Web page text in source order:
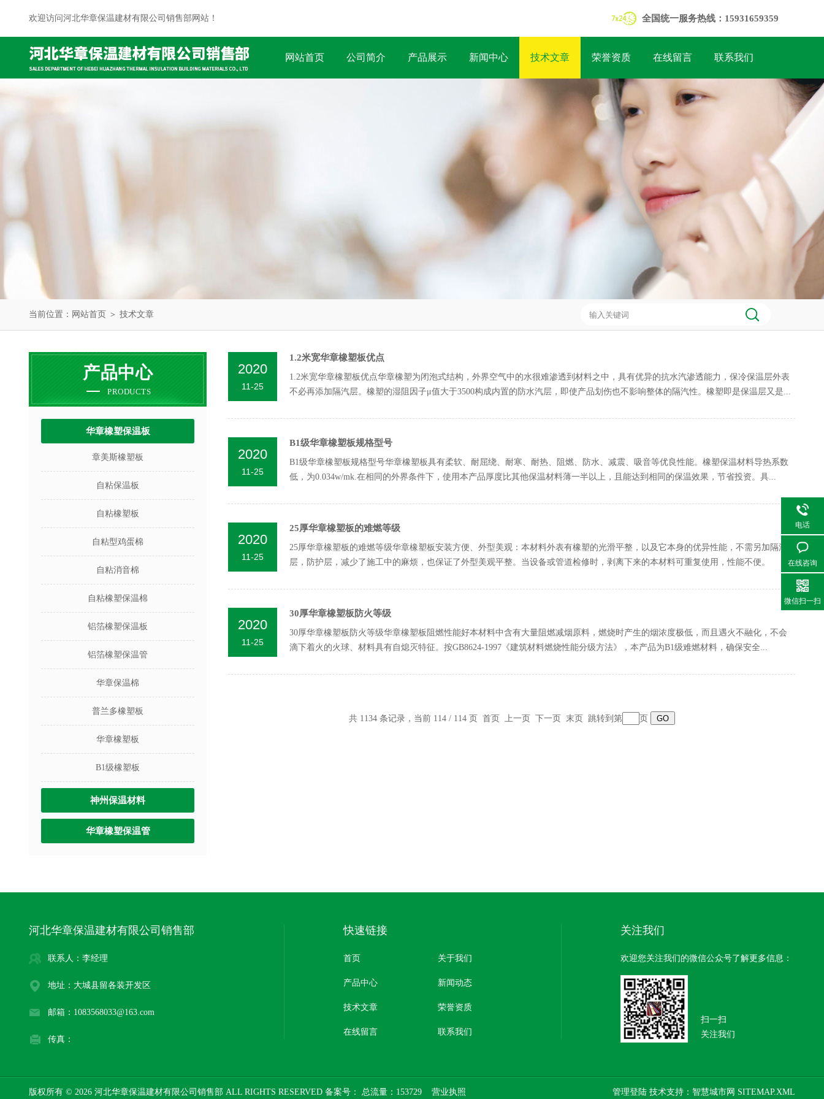
欢迎访问河北华章保温建材有限公司销售部网站！ 全国统一服务热线：15931659359
网站首页 公司简介 产品展示 新闻中心 技术文章 荣誉资质 在线留言 联系我们
当前位置： 网站首页 ＞ 技术文章
产品中心
PRODUCTS
华章橡塑保温板
章美斯橡塑板
自粘保温板
自粘橡塑板
自粘型鸡蛋棉
自粘消音棉
自粘橡塑保温棉
铝箔橡塑保温板
铝箔橡塑保温管
华章保温棉
普兰多橡塑板
华章橡塑板
B1级橡塑板
神州保温材料
华章橡塑保温管
2020
11-25
1.2米宽华章橡塑板优点
1.2米宽华章橡塑板优点华章橡塑为闭泡式结构，外界空气中的水很难渗透到材料之中，具有优异的抗水汽渗透能力，保冷保温层外表
不必再添加隔汽层。橡塑的湿阻因子μ值大于3500构成内置的防水汽层，即使产品划伤也不影响整体的隔汽性。橡塑即是保温层又是...
2020
11-25
B1级华章橡塑板规格型号
B1级华章橡塑板规格型号华章橡塑板具有柔软、耐屈绕、耐寒、耐热、阻燃、防水、减震、吸音等优良性能。橡塑保温材料导热系数
低，为0.034w/mk.在相同的外界条件下，使用本产品厚度比其他保温材料薄一半以上，且能达到相同的保温效果，节省投资。具...
2020
11-25
25厚华章橡塑板的难燃等级
25厚华章橡塑板的难燃等级华章橡塑板安装方便、外型美观：本材料外表有橡塑的光滑平整，以及它本身的优异性能，不需另加隔汽
层，防护层，减少了施工中的麻烦，也保证了外型美观平整。当设备或管道检修时，剥离下来的本材料可重复使用，性能不便。
2020
11-25
30厚华章橡塑板防火等级
30厚华章橡塑板防火等级华章橡塑板阻燃性能好本材料中含有大量阻燃减烟原料，燃烧时产生的烟浓度极低，而且遇火不融化，不会
滴下着火的火球、材料具有自熄灭特征。按GB8624-1997《建筑材料燃烧性能分级方法》，本产品为B1级难燃材料，确保安全...
共 1134 条记录，当前 114 / 114 页 首页 上一页下一页 末页 跳转到第 页
河北华章保温建材有限公司销售部
联系人：李经理
地址：大城县留各装开发区
邮箱：1083568033@163.com
传真：
快速链接
首页 关于我们
产品中心 新闻动态
技术文章 荣誉资质
在线留言 联系我们
关注我们
欢迎您关注我们的微信公众号了解更多信息：
扫一扫
关注我们
版权所有 © 2026 河北华章保温建材有限公司销售部 ALL RIGHTS RESERVED 备案号： 总流量：153729 营业执照 管理登陆 技术支持： 智慧城市网 SITEMAP.XML
电话
在线咨询
微信扫一扫